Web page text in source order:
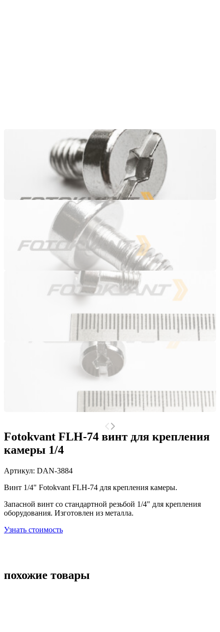
Fotokvant FLH-74 винт для крепления
камеры 1/4
Артикул: DAN-3884
Винт 1/4" Fotokvant FLH-74 для крепления камеры.
Запасной винт со стандартной резьбой 1/4" для крепления
оборудования. Изготовлен из металла.
Узнать стоимость
похожие товары